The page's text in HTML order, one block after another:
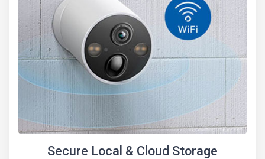
Secure Local & Cloud Storage